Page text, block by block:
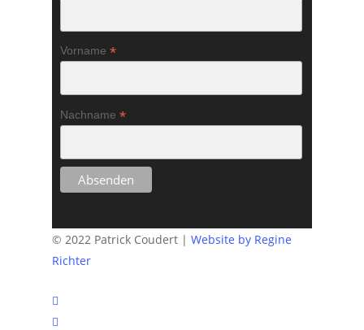
Vorname *
Nachname *
© 2022 Patrick Coudert | Website by Regine
Richter
twitter
facebook